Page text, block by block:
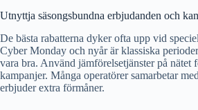
Utnyttja säsongsbundna erbjudanden och
De bästa rabatterna dyker ofta upp vid
Cyber Monday och nyår är klassiska
vara bra. Använd jämförelsetjänster på nätet
kampanjer. Många operatörer samarbetar
erbjuder extra förmåner.